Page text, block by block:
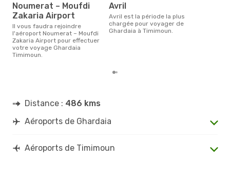
Noumerat – Moufdi
Zakaria Airport
Il vous faudra rejoindre
l'aéroport Noumerat – Moufdi
Zakaria Airport pour effectuer
votre voyage Ghardaia
Timimoun.
avril
avril est la période la plus
chargée pour voyager de
Ghardaia à Timimoun.
Distance : 486 kms
Aéroports de Ghardaia
Aéroports de Timimoun